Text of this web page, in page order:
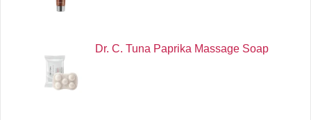
Dr. C. Tuna Paprika Massage Soap